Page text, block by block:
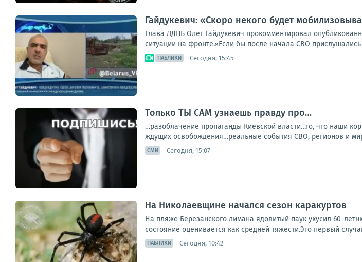
Гайдукевич: «Скоро некого будет
Глава ЛДПБ Олег Гайдукевич прокомментировал
ситуации на фронте.«Если бы после начала СВО
ПАБЛИКИ Сегодня, 15:45
Только ТЫ САМ узнаешь правду про…
…разоблачение пропаганды Киевской власти…то, что наши
ждущих освобождения…реальные события СВО, регионов и
СМИ Сегодня, 15:07
На Николаевщине начался сезон каракуртов
На пляже Березанского лимана ядовитый паук укусил 60-
состояние оценивается как средней тяжести.Это первый
ПАБЛИКИ Сегодня, 10:42